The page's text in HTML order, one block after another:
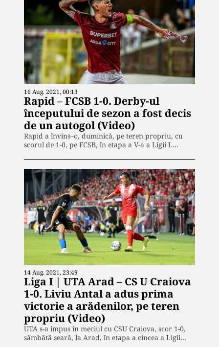
16 Aug. 2021, 00:13
Rapid – FCSB 1-0. Derby-ul
începutului de sezon a fost decis
de un autogol (Video)
Rapid a învins–o, duminică, pe teren propriu, cu
scorul de 1-0, pe FCSB, în etapa a V-a a Ligii I.…
14 Aug. 2021, 23:49
Liga I | UTA Arad – CS U Craiova
1-0. Liviu Antal a adus prima
victorie a arădenilor, pe teren
propriu (Video)
UTA s-a impus în meciul cu CSU Craiova, scor 1-0,
sâmbătă seară, la Arad, în etapa a cincea a Ligii…